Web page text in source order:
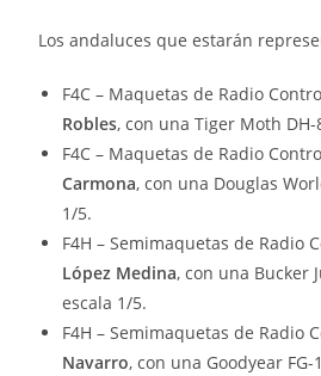
Los andaluces que estarán
F4C – Maquetas de Radio
Robles, con una Tiger Moth DH-
F4C – Maquetas de Radio
Carmona, con una Douglas
1/5.
F4H – Semimaquetas de Radio
López Medina, con una Bucker
escala 1/5.
F4H – Semimaquetas de Radio
Navarro, con una Goodyear FG-